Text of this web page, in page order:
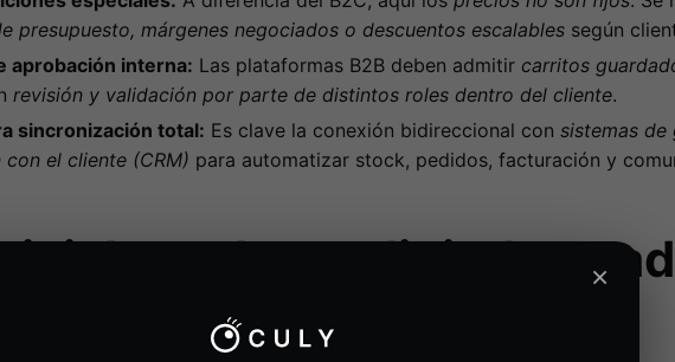
presupuesto, márgenes negociados o descuentos escalablessegún
aprobación interna: Las plataformas B2B deben admitir carritos
revisión y validación por parte de distintos roles dentro del cliente.
sincronización total: Es clave la conexión bidireccional con sistemas de
el cliente (CRM) para automatizar stock, pedidos, facturación y
madurez digital y
×